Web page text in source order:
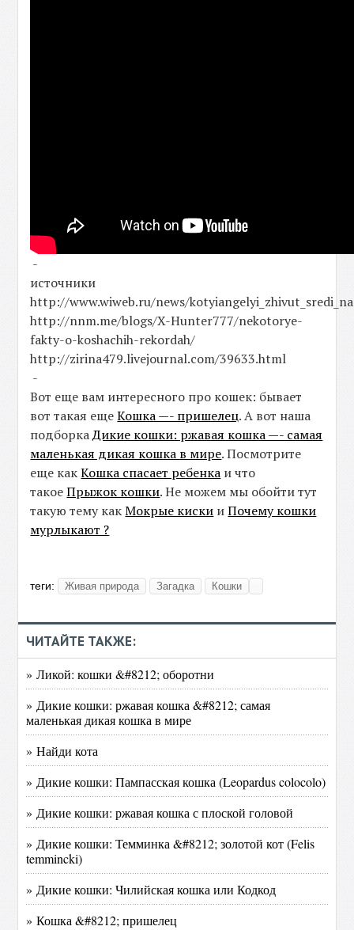
-
источники
http://www.wiweb.ru/news/
http://nnm.me/blogs/X-Hunter777/nekotorye-
fakty-o-koshachih-rekordah/
http://zirina479.livejournal.com/39633.html
-
Вот еще вам интересного про кошек: бывает
вот такая ещеКошка —- пришелец. А вот наша
подборкаДикие кошки: ржавая кошка —- самая
маленькая дикая кошка в мире. Посмотрите
еще какКошка спасает ребенка и что
такоеПрыжок кошки. Не можем мы обойти тут
такую тему какМокрые киски иПочему кошки
мурлыкают ?
теги: Живая природа Загадка Кошки
ЧИТАЙТЕ ТАКЖЕ:
» Ликой: кошки &#8212; оборотни
» Дикие кошки: ржавая кошка &#8212; самая
маленькая дикая кошка в мире
» Найди кота
» Дикие кошки: Пампасская кошка (Leopardus colocolo)
» Дикие кошки: ржавая кошка с плоской головой
» Дикие кошки: Темминка &#8212; золотой кот (Felis
temmincki)
» Дикие кошки: Чилийская кошка или Кодкод
» Кошка &#8212; пришелец